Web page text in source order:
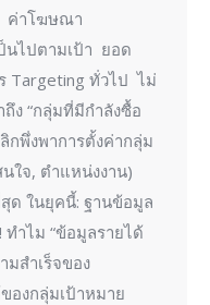
ค่าโฆษณา
นไปตามเป้า ยอด
Targeting ทั่วไป ไม่
ง “กลุ่มที่มีกำลังซื้อ
กพึ่งพาการตั้งค่ากลุ่ม
ใจ, ตำแหน่งงาน)
ด ในยุคนี้: ฐานข้อมูล
ทำไม “ข้อมูลรายได้
สำเร็จของ
องกลุ่มเป้าหมาย